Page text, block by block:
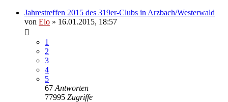
Jahrestreffen 2015 des 319er-Clubs in Arzbach/Westerwald
von Elo » 16.01.2015, 18:57
1
2
3
4
5
67 Antworten
77995 Zugriffe